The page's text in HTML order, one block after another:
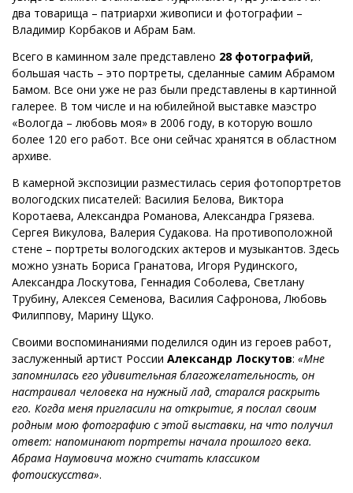
два товарища – патриархи живописи и фотографии –
Владимир Корбаков и Абрам Бам.
Всего в каминном зале представлено 28 фотографий,
большая часть – это портреты, сделанные самим Абрамом
Бамом. Все они уже не раз были представлены в картинной
галерее. В том числе и на юбилейной выставке маэстро
«Вологда – любовь моя» в 2006 году, в которую вошло
более 120 его работ. Все они сейчас хранятся в областном
архиве.
В камерной экспозиции разместилась серия фотопортретов
вологодских писателей: Василия Белова, Виктора
Коротаева, Александра Романова, Александра Грязева.
Сергея Викулова, Валерия Судакова. На противоположной
стене – портреты вологодских актеров и музыкантов. Здесь
можно узнать Бориса Гранатова, Игоря Рудинского,
Александра Лоскутова, Геннадия Соболева, Светлану
Трубину, Алексея Семенова, Василия Сафронова, Любовь
Филиппову, Марину Щуко.
Своими воспоминаниями поделился один из героев работ,
заслуженный артист России Александр Лоскутов: «Мне
запомнилась его удивительная благожелательность, он
настраивал человека на нужный лад, старался раскрыть
его. Когда меня пригласили на открытие, я послал своим
родным мою фотографию с этой выставки, на что получил
ответ: напоминают портреты начала прошлого века.
Абрама Наумовича можно считать классиком
фотоискусства».